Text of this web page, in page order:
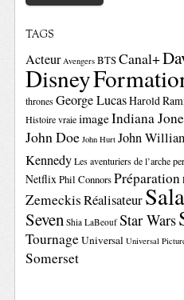
TAGS
Acteur Avengers BTSCanal+
Disney
thrones George LucasHarold
Histoire vraie imageIndiana
John Doe John Hurt John
Kennedy Les aventuriers de l’arche
NetflixPhil ConnorsPréparation
ZemeckisRéalisateur
Seven Shia LaBeouf Star Wars
TournageUniversal Universal
Somerset